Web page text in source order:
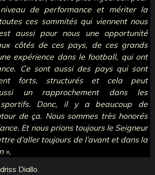
de performance et mériter la
ces sommités qui viennent nous
aussi pour nous une opportunité
côtés de ces pays, de ces grands
expérience dans le football, qui ont
Ce sont aussi des pays qui sont
forts, structurés et cela peut
un rapprochement dans les
sportifs. Donc, il y a beaucoup de
de ça. Nous sommes très honorés
Et nous prions toujours le Seigneur
d’aller toujours de l’avant et dans la
»,
Diallo.